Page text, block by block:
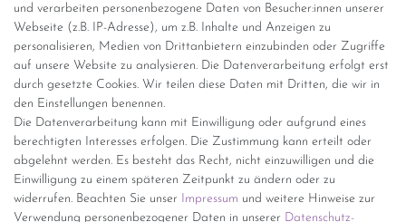
und verarbeiten personenbezogene Daten von Besucher:innen unserer
Webseite (z.B. IP-Adresse), um z.B. Inhalte und Anzeigen zu
personalisieren, Medien von Drittanbietern einzubinden oder Zugriffe
auf unsere Website zu analysieren. Die Datenverarbeitung erfolgt erst
durch gesetzte Cookies. Wir teilen diese Daten mit Dritten, die wir in
den Einstellungen benennen.
Die Datenverarbeitung kann mit Einwilligung oder aufgrund eines
berechtigten Interesses erfolgen. Die Zustimmung kann erteilt oder
abgelehnt werden. Es besteht das Recht, nicht einzuwilligen und die
Einwilligung zu einem späteren Zeitpunkt zu ändern oder zu
widerrufen. Beachten Sie unser Impressum und weitere Hinweise zur
Verwendung personenbezogener Daten in unserer Daten­schutz­
Versandinformationen
Versand per GLS (6,90 Euro) oder DHL (8,49 Euro ) inkl. MwSt.
(innerhalb Deutschlands)
kostenfreie Lieferung ab 150 Euro Warenwert (innerhalb
Deutschlands)
Übersicht Internationale Versandkosten
Wir kaufen an
Sie haben zuviel Porzellan im Schrank? Gerne kaufen wir dieses an.